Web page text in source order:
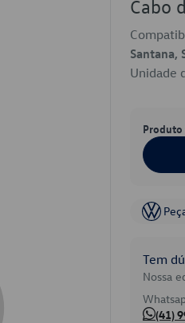
Cabo
Santana,
Unidade
Tem
Nossa
(41)